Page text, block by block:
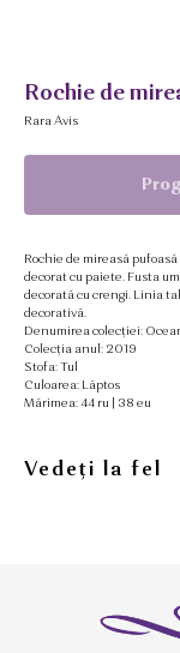
Rochie de
Rara Avis
Rochie de mireasă
decorat cu paiete. Fusta
decorată cu crengi. Linia
decorativă.
Denumirea colecției:
Colecția anul: 2019
Stofa: Tul
Culoarea: Lăptos
Mărimea: 44 ru | 38 eu
Vedeți la fel